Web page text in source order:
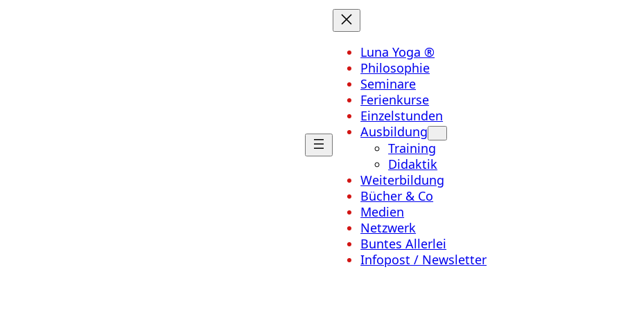
Luna Yoga ®
Philosophie
Seminare
Ferienkurse
Einzelstunden
Ausbildung
Training
Didaktik
Weiterbildung
Bücher & Co
Medien
Netzwerk
Buntes Allerlei
Infopost / Newsletter